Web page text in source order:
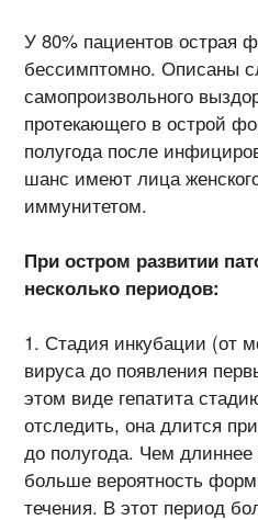
У 80% пациентов острая
бессимптомно. Описаны
самопроизвольного
протекающего в острой
полугода после
шанс имеют лица
иммунитетом.
При остром развитии
несколько периодов:
Стадия инкубации (от
вируса до появления
этом виде гепатита
отследить, она длится
до полугода. Чем
больше вероятность
течения. В этот период